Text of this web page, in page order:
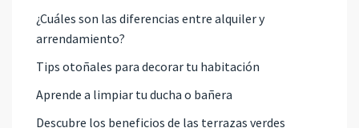
¿Cuáles son las diferencias entre alquiler y
arrendamiento?
Tips otoñales para decorar tu habitación
Aprende a limpiar tu ducha o bañera
Descubre los beneficios de las terrazas verdes